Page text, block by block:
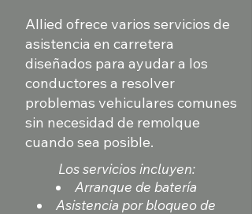
Allied ofrece varios servicios de
asistencia en carretera
diseñados para ayudar a los
conductores a resolver
problemas vehiculares comunes
sin necesidad de remolque
cuando sea posible.
Los servicios incluyen:
Arranque de batería
Asistencia por bloqueo de